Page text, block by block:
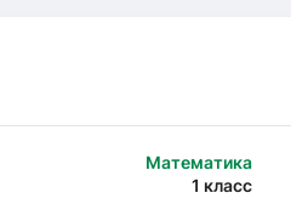
Математика
1 класс